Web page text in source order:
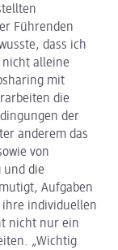
Führenden
dass ich
nicht alleine
mit
die
der
anderem das
von
und die
Aufgaben
individuellen
nicht nur ein
„Wichtig